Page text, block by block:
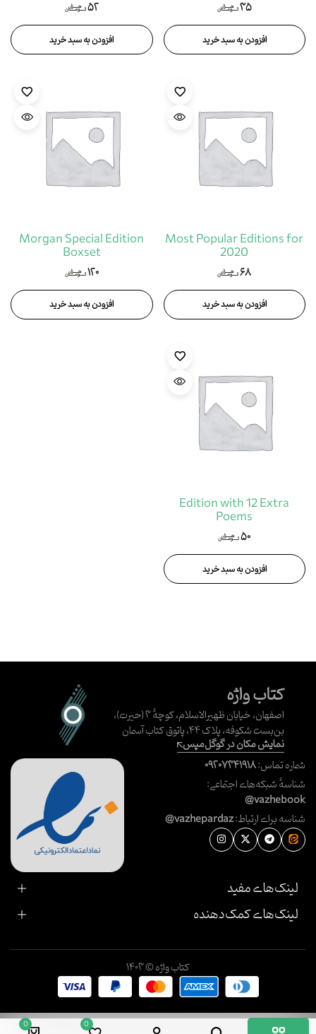
۳۵ هزار
تومان
افزودن به سبد خرید
۵۲ هزار
تومان
افزودن به سبد خرید
Most Popular Editions for
2020
۶۸ هزار
تومان
افزودن به سبد خرید
Morgan Special Edition
Boxset
۱۲۰ هزار
تومان
افزودن به سبد خرید
Edition with 12 Extra
Poems
۵۰ هزار
تومان
افزودن به سبد خرید
کتاب واژه
اصفهان، خیابان ظهیرالاسلام، کوچهٔ ۳ (حیرت)،
بن‌بست شکوفه، پلاک ۴۴، پاتوق کتاب آسمان
نمایش مکان در گوگل‌مپس
شماره تماس:۰۹۲۰۷۳۴۱۹۱۸
شناسهٔ شبکه‌های اجتماعی:
@vazhebook
شناسه برای ارتباط:@vazhepardaz
لینک‌های مفید
لینک‌های کمک‌دهنده
کتاب واژه © ۱۴۰۳
0
0